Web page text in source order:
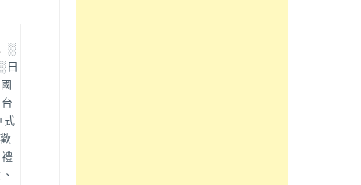
,░
日
式